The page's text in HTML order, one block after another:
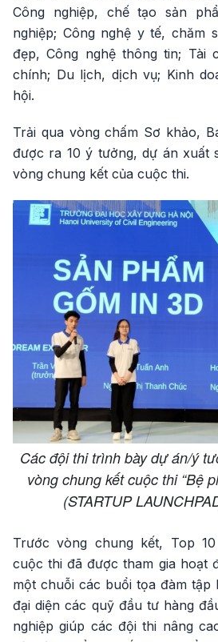
Công nghiệp, chế tạo sản
nghiệp; Công nghệ y tế, chăm
đẹp, Công nghệ thông tin; Tài
chính; Du lịch, dịch vụ; Kinh
hội.
Trải qua vòng chấm Sơ khảo,
được ra 10 ý tưởng, dự án xuất
vòng chung kết của cuộc thi.
Các đội thi trình bày dự án/ý
vòng chung kết cuộc thi “Bệ
(STARTUP
Trước vòng chung kết, Top
cuộc thi đã được tham gia hoạt
một chuỗi các buổi tọa đàm tập
đại diện các quỹ đầu tư hàng
nghiệp giúp các đội thi nâng